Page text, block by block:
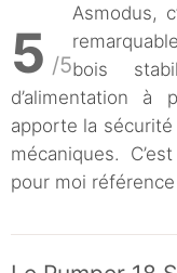
5 /5
Asmodus,
bois
d’alimentation
apporte la
mécaniques.
pour moi